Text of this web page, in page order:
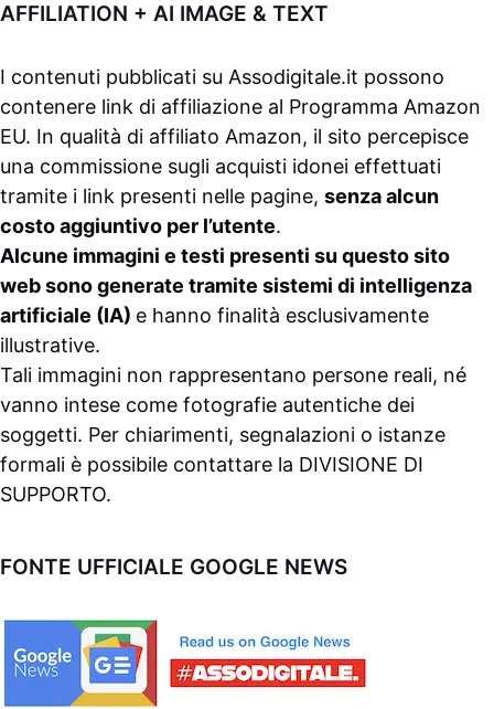
AFFILIATION + AI IMAGE & TEXT
I contenuti pubblicati su Assodigitale.it possono
contenere link di affiliazione al Programma Amazon
EU. In qualità di affiliato Amazon, il sito percepisce
una commissione sugli acquisti idonei effettuati
tramite i link presenti nelle pagine, senza alcun
costo aggiuntivo per l’utente.
Alcune immagini e testi presenti su questo sito
web sono generate tramite sistemi di intelligenza
artificiale (IA) e hanno finalità esclusivamente
illustrative.
Tali immagini non rappresentano persone reali, né
vanno intese come fotografie autentiche dei
soggetti. Per chiarimenti, segnalazioni o istanze
formali è possibile contattare la DIVISIONE DI
SUPPORTO.
FONTE UFFICIALE GOOGLE NEWS